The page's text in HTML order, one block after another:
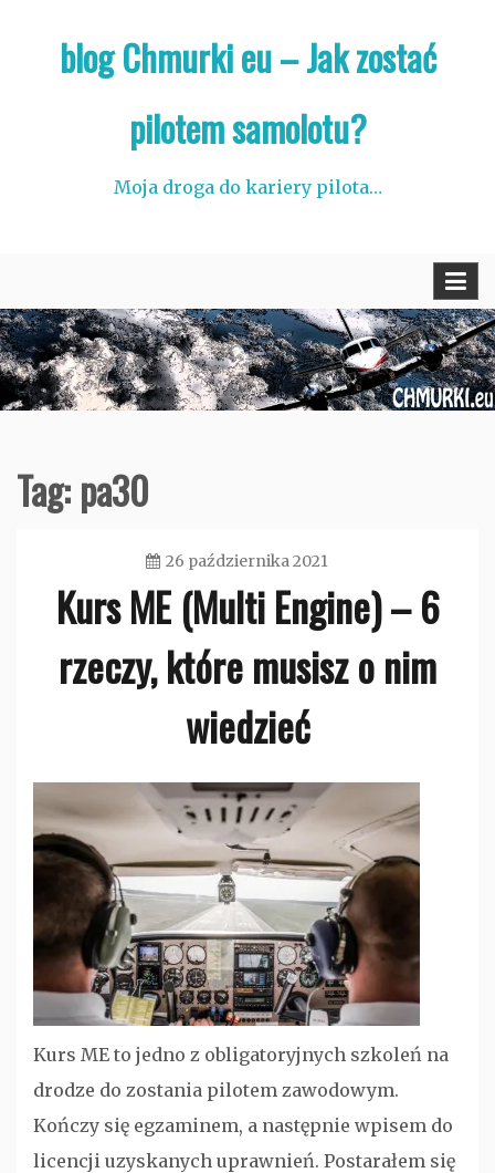
blog Chmurki eu – Jak zostać
pilotem samolotu?
Moja droga do kariery pilota…
Tag:pa30
26 października 2021
admin
Kurs ME (Multi Engine) – 6
rzeczy, które musisz o nim
wiedzieć
kategorii
Kurs ME to jedno z obligatoryjnych szkoleń na
drodze do zostania pilotem zawodowym.
Kończy się egzaminem, a następnie wpisem do
licencji uzyskanych uprawnień. Postarałem się